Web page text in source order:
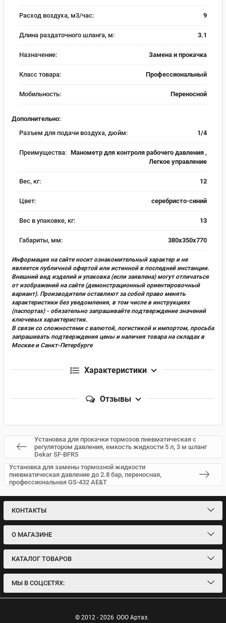
Расход воздуха, м3/час: 9
Длина раздаточного шланга, м: 3.1
Назначение: Замена и прокачка
Класс товара: Профессиональный
Мобильность: Переносной
Дополнительно:
Разъем для подачи воздуха, дюйм:
1/4
Преимущества: Манометр для контроля рабочего давления ,
Легкое управление
Вес, кг: 12
Цвет: серебристо-синий
Вес в упаковке, кг: 13
Габариты, мм: 380х350х770
Информация на сайте носит ознакомительный характер и не
является публичной офертой или истинной в последней инстанции.
Внешний вид изделий и упаковка (если заявлена) могут отличаться
от изображений на сайте (демонстрационный ориентировочный
вариант). Производители оставляют за собой право менять
характеристики без уведомления, в том числе в инструкциях
(паспортах) - обязательно запрашивайте подтверждение значений
ключевых характеристик.
В связи со сложностями с валютой, логистикой и импортом, просьба
запрашивать подтверждения цены и наличия товара на складах в
Москве и Санкт-Петербурге
Характеристики
Отзывы
Установка для прокачки тормозов пневматическая с
регулятором давления, емкость жидкости 5 л, 3 м шланг
Dekar SF-BFR5
Установка для замены тормозной жидкости
пневматическая давление до 2.8 бар, переносная,
профессиональная GS-432 AE&T
КОНТАКТЫ
О МАГАЗИНЕ
КАТАЛОГ ТОВАРОВ
МЫ В СОЦСЕТЯХ:
© 2012 - 2026 ООО Артаз.